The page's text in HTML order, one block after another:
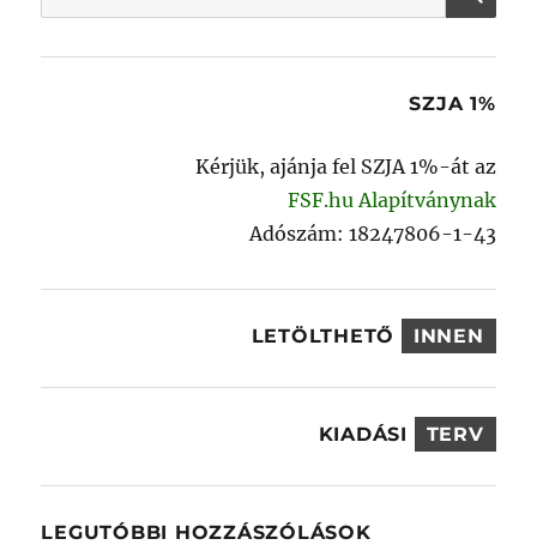
a
SZJA 1%
Kérjük, ajánja fel SZJA 1%-át az
FSF.hu Alapítványnak
Adószám: 18247806-1-43
LETÖLTHETŐ INNEN
KIADÁSI TERV
LEGUTÓBBI HOZZÁSZÓLÁSOK